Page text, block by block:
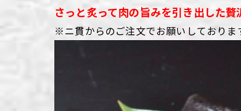
さっと炙って肉の旨みを引き出した贅
※ニ貫からのご注文でお願いしておりま